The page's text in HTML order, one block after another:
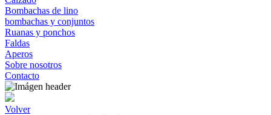
Bombachas de lino
bombachas y conjuntos
Ruanas y ponchos
Faldas
Aperos
Sobre nosotros
Contacto
Volver